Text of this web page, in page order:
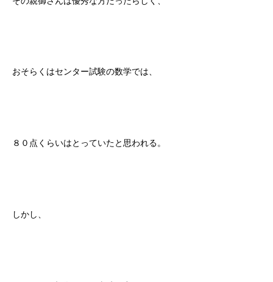
おそらくはセンター試験の数学では、
８０点くらいはとっていたと思われる。
しかし、